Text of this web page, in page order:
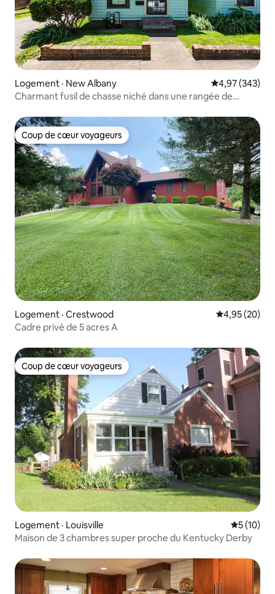
Logement · New Albany Note
4,97 (343)
Charmant fusil de chasse niché dans une rangée de
Coup de cœur voyageurs
Coup de cœur voyageurs
Logement · Crestwood Note
4,95 (20)
Cadre privé de 5 acres A
Coup de cœur voyageurs
Coup de cœur voyageurs
Logement · Louisville Note
5 (10)
Maison de 3 chambres super proche du Kentucky Derby